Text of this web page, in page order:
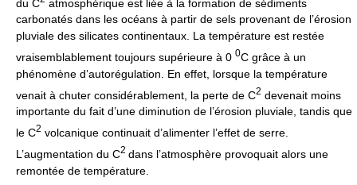
carbonatés dans les océans à partir de sels provenant de l’érosion
pluviale des silicates continentaux. La température est restée
vraisemblablement toujours supérieure à 0 0C grâce à un
phénomène d’autorégulation. En effet, lorsque la température
venait à chuter considérablement, la perte de C2 devenait moins
importante du fait d’une diminution de l’érosion pluviale, tandis que
le C2 volcanique continuait d’alimenter l’effet de serre.
L’augmentation du C2 dans l’atmosphère provoquait alors une
remontée de température.